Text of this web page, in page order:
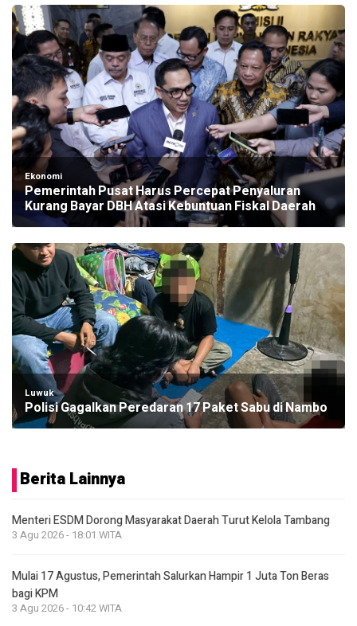
Ekonomi
Pemerintah Pusat Harus Percepat Penyaluran
Kurang Bayar DBH Atasi Kebuntuan Fiskal Daerah
Luwuk
Polisi Gagalkan Peredaran 17 Paket Sabu di Nambo
Berita Lainnya
Menteri ESDM Dorong Masyarakat Daerah Turut Kelola Tambang
3 Agu 2026 - 18:01 WITA
Mulai 17 Agustus, Pemerintah Salurkan Hampir 1 Juta Ton Beras
bagi KPM
3 Agu 2026 - 10:42 WITA